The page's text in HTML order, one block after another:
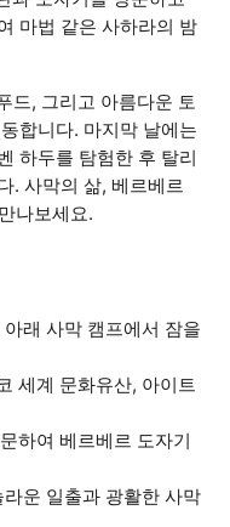
마법 같은 사하라의 밤
드, 그리고 아름다운 토
합니다. 마지막 날에는
하두를 탐험한 후 탈리
. 사막의 삶, 베르베르
나보세요.
래 사막 캠프에서 잠을
세계 문화유산, 아이트
하여 베르베르 도자기
운 일출과 광활한 사막